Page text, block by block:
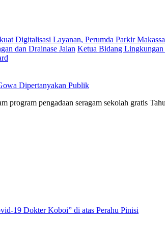
Digitalisasi Layanan, Perumda Parkir
dan Drainase Jalan Ketua Bidang Lingkungan
Dipertanyakan Publik
pengadaan seragam sekolah gratis
19 Dokter Koboi” di atas Perahu Pinisi